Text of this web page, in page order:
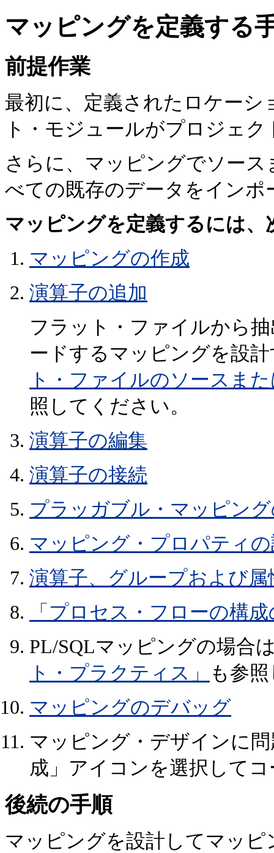
マッピングを定義する
前提作業
最初に、定義されたロケー
ト・モジュールがプロジェ
さらに、マッピングでソー
べての既存のデータをインポ
マッピングを定義するには
マッピングの作成
演算子の追加
フラット・ファイルから
ードするマッピングを設
ト・ファイルのソースま
照してください。
演算子の編集
演算子の接続
プラッガブル・マッピン
マッピング・プロパティ
演算子、グループおよび
「プロセス・フローの構
PL/SQLマッピングの場合
ト・プラクティス」
も参
マッピングのデバッグ
マッピング・デザインに
成」アイコンを選択して
後続の手順
マッピングを設計してマッ